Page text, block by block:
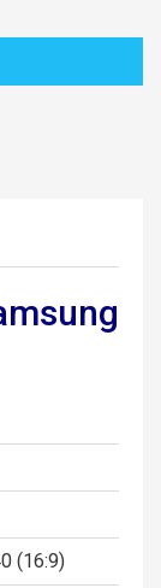
(16:9)